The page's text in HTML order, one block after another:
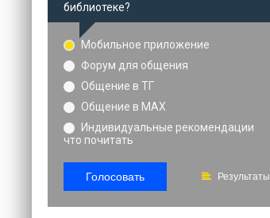
библиотеке?
Мобильное приложение
Форум для общения
Общение в ТГ
Общение в MAX
Индивидуальные рекомендации
что почитать
Голосовать Результаты